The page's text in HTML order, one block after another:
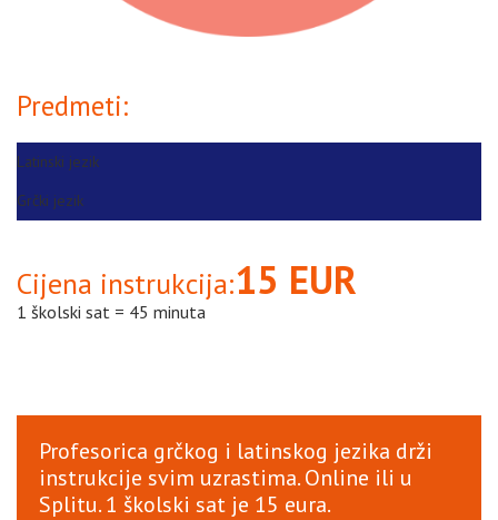
Predmeti:
Latinski jezik
Grčki jezik
Cijena instrukcija:15 EUR
1 školski sat = 45 minuta
Profesorica grčkog i latinskog jezika drži
instrukcije svim uzrastima. Online ili u
Splitu. 1 školski sat je 15 eura.